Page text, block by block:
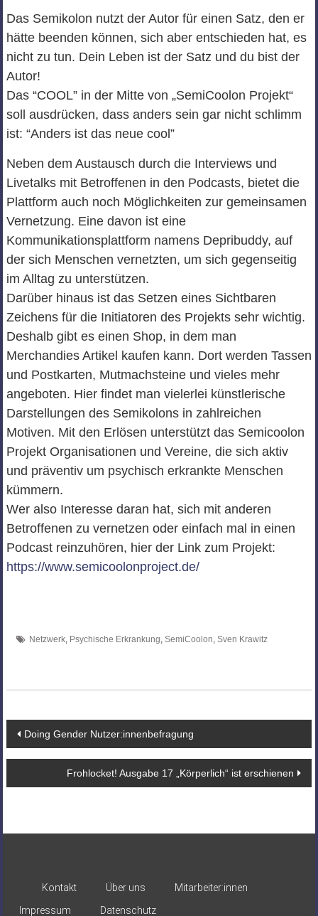
Das Semikolon nutzt der Autor für einen Satz, den er
hätte beenden können, sich aber entschieden hat, es
nicht zu tun. Dein Leben ist der Satz und du bist der
Autor!
Das “COOL” in der Mitte von „SemiCoolon Projekt“
soll ausdrücken, dass anders sein gar nicht schlimm
ist: “Anders ist das neue cool”
Neben dem Austausch durch die Interviews und
Livetalks mit Betroffenen in den Podcasts, bietet die
Plattform auch noch Möglichkeiten zur gemeinsamen
Vernetzung. Eine davon ist eine
Kommunikationsplattform namens Depribuddy, auf
der sich Menschen vernetzten, um sich gegenseitig
im Alltag zu unterstützen.
Darüber hinaus ist das Setzen eines Sichtbaren
Zeichens für die Initiatoren des Projekts sehr wichtig.
Deshalb gibt es einen Shop, in dem man
Merchandies Artikel kaufen kann. Dort werden Tassen
und Postkarten, Mutmachsteine und vieles mehr
angeboten. Hier findet man vielerlei künstlerische
Darstellungen des Semikolons in zahlreichen
Motiven. Mit den Erlösen unterstützt das Semicoolon
Projekt Organisationen und Vereine, die sich aktiv
und präventiv um psychisch erkrankte Menschen
kümmern.
Wer also Interesse daran hat, sich mit anderen
Betroffenen zu vernetzen oder einfach mal in einen
Podcast reinzuhören, hier der Link zum Projekt:
https://www.semicoolonproject.de/
Netzwerk, Psychische Erkrankung, SemiCoolon, Sven Krawitz
Beitragsnavigation
Doing Gender Nutzer:innenbefragung
Frohlocket! Ausgabe 17 „Körperlich“ ist erschienen
Kontakt Über uns
Mitarbeiter:innen
Impressum
Datenschutz